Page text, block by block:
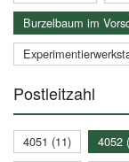
Burzelbaum im
Postleitzahl
4051 (11) 4052